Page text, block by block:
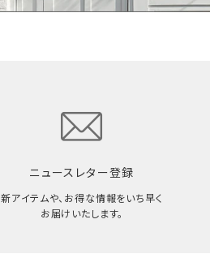
ニュースレター登録
新アイテムや、お得な情報をいち早く
お届けいたします。